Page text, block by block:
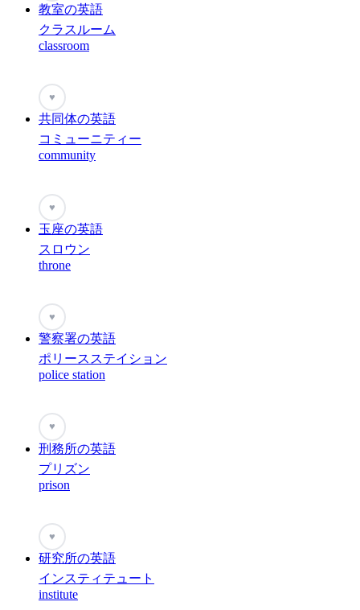
教室の英語
クラスルーム
classroom
♥
共同体の英語
コミューニティー
community
♥
玉座の英語
スロウン
throne
♥
警察署の英語
ポリースステイション
police station
♥
刑務所の英語
プリズン
prison
♥
研究所の英語
インスティテュート
institute